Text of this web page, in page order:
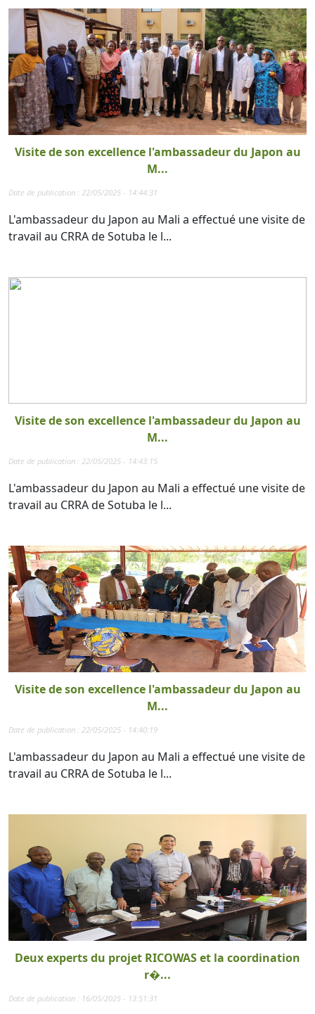
Visite de son excellence l'ambassadeur du Japon au
M...
Date de publication : 22/05/2025 - 14:44:31
L'ambassadeur du Japon au Mali a effectué une visite de
travail au CRRA de Sotuba le l...
Visite de son excellence l'ambassadeur du Japon au
M...
Date de publication : 22/05/2025 - 14:43:15
L'ambassadeur du Japon au Mali a effectué une visite de
travail au CRRA de Sotuba le l...
Visite de son excellence l'ambassadeur du Japon au
M...
Date de publication : 22/05/2025 - 14:40:19
L'ambassadeur du Japon au Mali a effectué une visite de
travail au CRRA de Sotuba le l...
Deux experts du projet RICOWAS et la coordination
r�...
Date de publication : 16/05/2025 - 13:51:31